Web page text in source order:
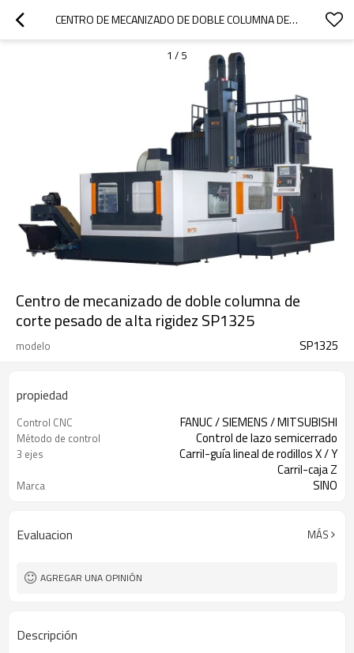
CENTRO DE MECANIZADO DE DOBLE COLUMNA DE CORTE PESADO DE ALTA RIGIDEZ SP1325
1 / 5
Centro de mecanizado de doble columna de
corte pesado de alta rigidez SP1325
modelo SP1325
propiedad
Control CNC FANUC / SIEMENS / MITSUBISHI
Método de control Control de lazo semicerrado
3 ejes
Carril-guía lineal de rodillos X / Y
Carril-caja Z
Marca SINO
Evaluacion MÁS
AGREGAR UNA OPINIÓN
Descripción